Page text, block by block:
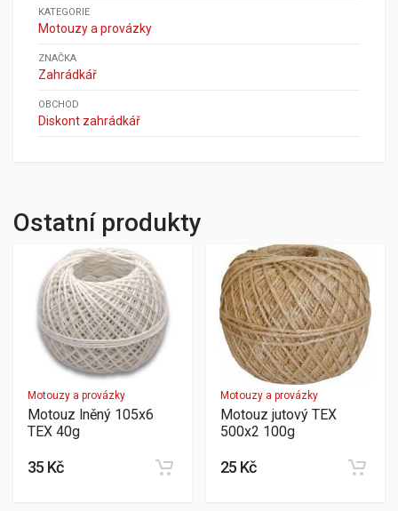
KATEGORIE
Motouzy a provázky
ZNAČKA
Zahrádkář
OBCHOD
Diskont zahrádkář
Ostatní produkty
Motouzy a provázky
Motouz lněný 105x6
TEX 40g
35 Kč
Motouzy a provázky
Motouz jutový TEX
500x2 100g
25 Kč